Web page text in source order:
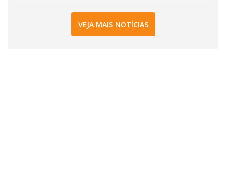
VEJA MAIS NOTÍCIAS